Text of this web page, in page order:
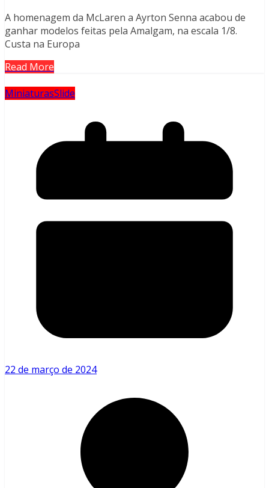
A homenagem da McLaren a Ayrton Senna acabou de
ganhar modelos feitas pela Amalgam, na escala 1/8.
Custa na Europa
Read More
MiniaturasSlide
22 de março de 2024